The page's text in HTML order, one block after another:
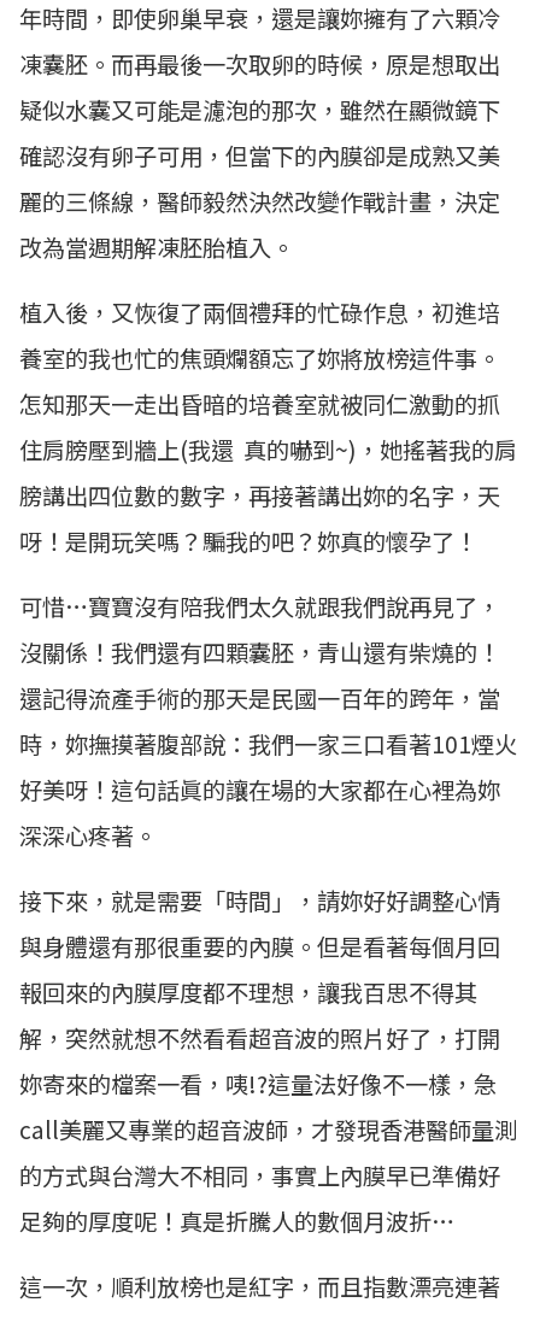
年時間，即使卵巢早衰，還是讓妳擁有了六顆冷
凍囊胚。而再最後一次取卵的時候，原是想取出
疑似水囊又可能是濾泡的那次，雖然在顯微鏡下
確認沒有卵子可用，但當下的內膜卻是成熟又美
麗的三條線，醫師毅然決然改變作戰計畫，決定
改為當週期解凍胚胎植入。
植入後，又恢復了兩個禮拜的忙碌作息，初進培
養室的我也忙的焦頭爛額忘了妳將放榜這件事。
怎知那天一走出昏暗的培養室就被同仁激動的抓
住肩膀壓到牆上(我還 真的嚇到~)，她搖著我的肩
膀講出四位數的數字，再接著講出妳的名字，天
呀！是開玩笑嗎？騙我的吧？妳真的懷孕了！
可惜…寶寶沒有陪我們太久就跟我們說再見了，
沒關係！我們還有四顆囊胚，青山還有柴燒的！
還記得流產手術的那天是民國一百年的跨年，當
時，妳撫摸著腹部說：我們一家三口看著101煙火
好美呀！這句話眞的讓在場的大家都在心裡為妳
深深心疼著。
接下來，就是需要「時間」，請妳好好調整心情
與身體還有那很重要的內膜。但是看著每個月回
報回來的內膜厚度都不理想，讓我百思不得其
解，突然就想不然看看超音波的照片好了，打開
妳寄來的檔案一看，咦!?這量法好像不一樣，急
call美麗又專業的超音波師，才發現香港醫師量測
的方式與台灣大不相同，事實上內膜早已準備好
足夠的厚度呢！真是折騰人的數個月波折…
這一次，順利放榜也是紅字，而且指數漂亮連著